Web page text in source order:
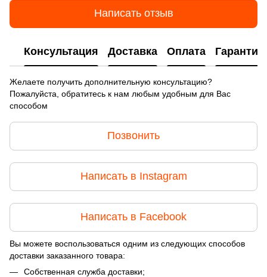
Написать отзыв
Консультация Доставка Оплата Гарантия
Желаете получить дополнительную консультацию?
Пожалуйста, обратитесь к нам любым удобным для Вас
способом
Позвонить
Написать в Instagram
Написать в Facebook
Вы можете воспользоваться одним из следующих способов
доставки заказанного товара:
Собственная служба доставки;